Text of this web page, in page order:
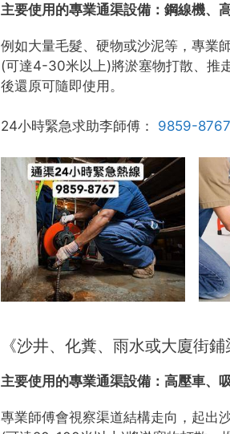
主要使用的專業通渠設備： 鋼線機、
例如大量毛髮、硬物或沙泥等，專業
(可達4-30米以上)將淤塞物打散、推
後還原可隨即使用。
24小時緊急求助李師傅： 9859-8767
《沙井、化糞、雨水或大廈街
主要使用的專業通渠設備： 高壓車、
專業師傅會視察渠道結構走向，起出